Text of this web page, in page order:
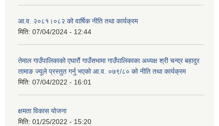
आ.व. २०८१।०८२ को वार्षिक नीति तथा कार्यक्रम
मिति: 07/04/2024 - 12:44
तेमाल गाउँपालिकाको एघारौं गाउँसभामा गाउँपालिकाका अध्यक्ष श्री चन्द्र बहादुर
तामाङ ज्यूले प्रस्तुत गर्नु भएको आ.व. ०७९/८० को नीति तथा कार्यक्रम
मिति: 07/04/2022 - 16:01
क्षमता विकास योजना
मिति: 01/25/2022 - 15:20